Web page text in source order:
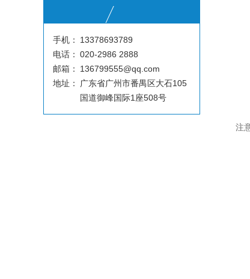
手机：
13378693789
电话： 020-2986 2888
邮箱：
136799555@qq.com
地址：
广东省广州市番禺区大石105
国道御峰国际1座508号
注